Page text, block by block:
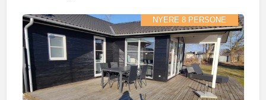
NYERE 8 PERSONE